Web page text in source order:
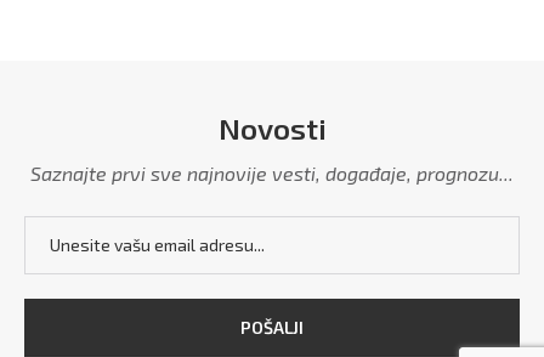
Novosti
Saznajte prvi sve najnovije vesti, događaje, prognozu...